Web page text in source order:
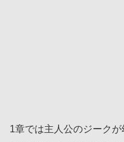
1章では主人公のジーク